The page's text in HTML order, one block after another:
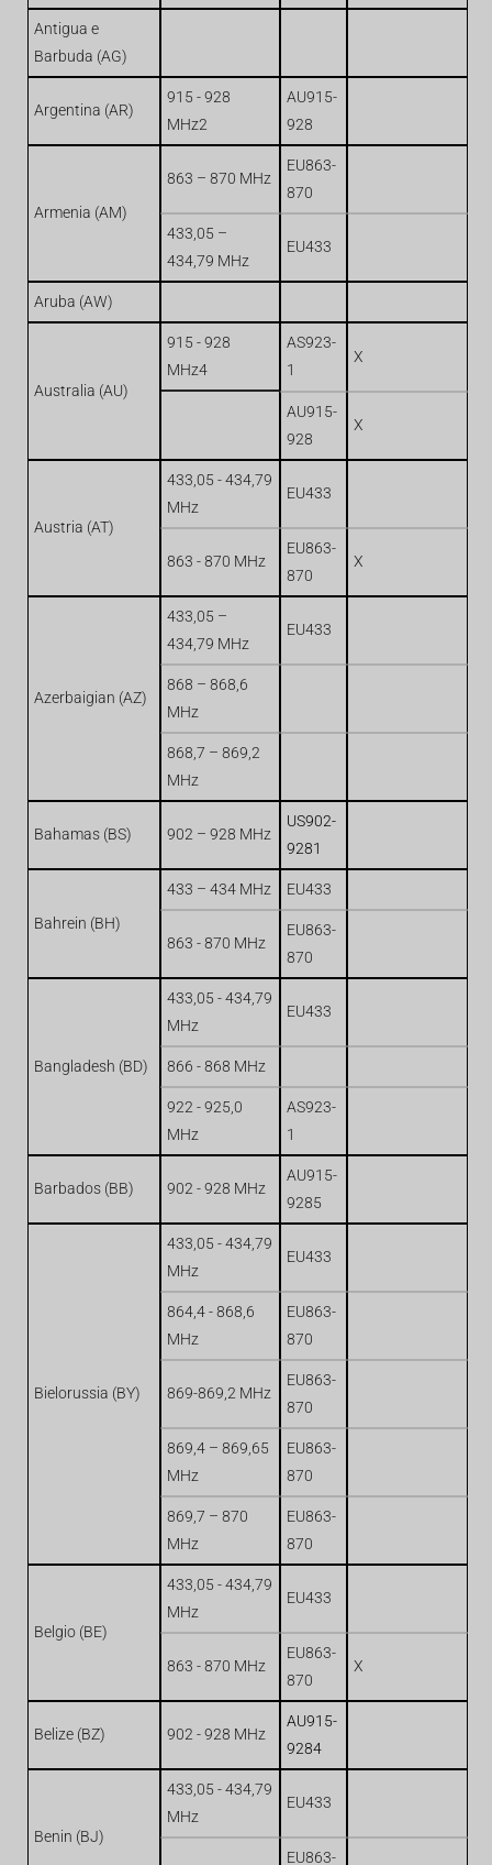
Antigua e
Barbuda (AG)
Argentina (AR)
915 - 928
MHz2
AU915-
928
Armenia (AM)
863 – 870 MHz
EU863-
870
433,05 –
434,79 MHz
EU433
Aruba (AW)
Australia (AU)
915 - 928
MHz4
AS923-
1
X
AU915-
928
X
Austria (AT)
433,05 - 434,79
MHz
EU433
863 - 870 MHz
EU863-
870
X
Azerbaigian (AZ)
433,05 –
434,79 MHz
EU433
868 – 868,6
MHz
868,7 – 869,2
MHz
Bahamas (BS) 902 – 928 MHz
US902-
9281
Bahrein (BH)
433 – 434 MHz EU433
863 - 870 MHz
EU863-
870
Bangladesh (BD)
433,05 - 434,79
MHz
EU433
866 - 868 MHz
922 - 925,0
MHz
AS923-
1
Barbados (BB) 902 - 928 MHz
AU915-
9285
Bielorussia (BY)
433,05 - 434,79
MHz
EU433
864,4 - 868,6
MHz
EU863-
870
869-869,2 MHz
EU863-
870
869,4 – 869,65
MHz
EU863-
870
869,7 – 870
MHz
EU863-
870
Belgio (BE)
433,05 - 434,79
MHz
EU433
863 - 870 MHz
EU863-
870
X
Belize (BZ) 902 - 928 MHz
AU915-
9284
Benin (BJ)
433,05 - 434,79
MHz
EU433
EU863-